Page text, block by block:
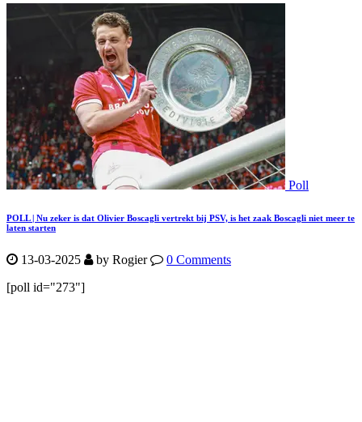
Poll
POLL | Nu zeker is dat Olivier Boscagli vertrekt bij PSV, is het zaak Boscagli niet meer te
laten starten
13-03-2025 by Rogier
0 Comments
[poll id="273"]